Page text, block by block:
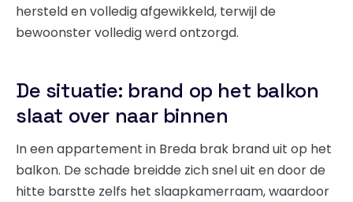
hersteld en volledig afgewikkeld, terwijl de
bewoonster volledig werd ontzorgd.
De situatie: brand op het balkon
slaat over naar binnen
In een appartement in Breda brak brand uit op het
balkon. De schade breidde zich snel uit en door de
hitte barstte zelfs het slaapkamerraam, waardoor